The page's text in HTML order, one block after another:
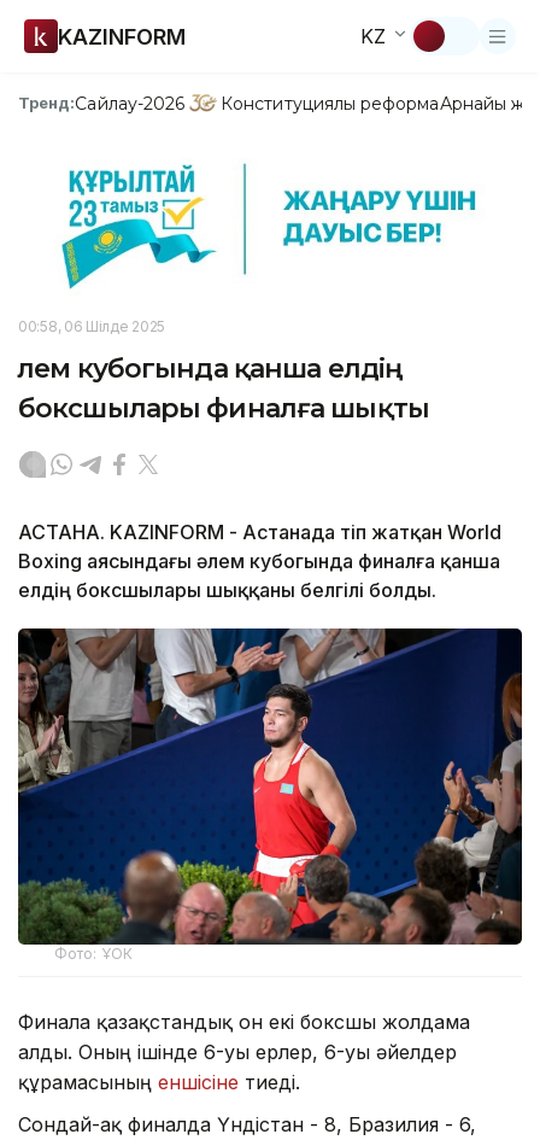
KAZINFORM KZ
Тренд:Сайлау-2026 Конституциялық реформаАрнайы
00:58, 06 Шілде 2025
Әлем кубогында қанша елдің
боксшылары финалға шықты
АСТАНА. KAZINFORM - Астанада өтіп жатқан World
Boxing аясындағы әлем кубогында финалға қанша
елдің боксшылары шыққаны белгілі болды.
Фото: ҰОК
Финалға қазақстандық он екі боксшы жолдама
алды. Оның ішінде 6-уы ерлер, 6-уы әйелдер
құрамасының еншісіне тиеді.
Сондай-ақ финалда Үндістан - 8, Бразилия - 6,